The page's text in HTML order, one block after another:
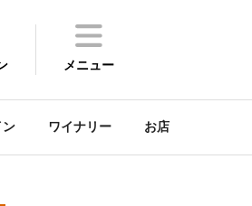
メニュー
ン ワイナリー お店